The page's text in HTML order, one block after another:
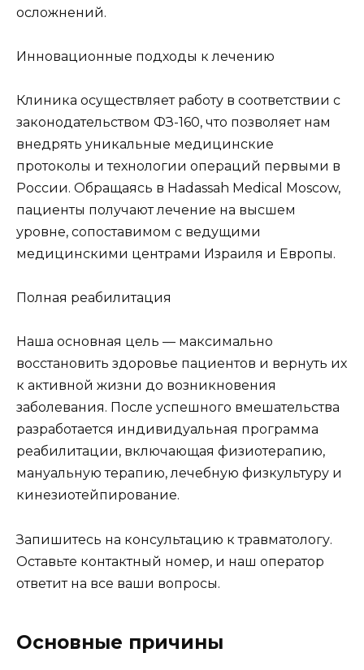
осложнений.
Инновационные подходы к лечению
Клиника осуществляет работу в соответствии с
законодательством ФЗ-160, что позволяет нам
внедрять уникальные медицинские
протоколы и технологии операций первыми в
России. Обращаясь в Hadassah Medical Moscow,
пациенты получают лечение на высшем
уровне, сопоставимом с ведущими
медицинскими центрами Израиля и Европы.
Полная реабилитация
Наша основная цель — максимально
восстановить здоровье пациентов и вернуть их
к активной жизни до возникновения
заболевания. После успешного вмешательства
разработается индивидуальная программа
реабилитации, включающая физиотерапию,
мануальную терапию, лечебную физкультуру и
кинезиотейпирование.
Запишитесь на консультацию к травматологу.
Оставьте контактный номер, и наш оператор
ответит на все ваши вопросы.
Основные причины